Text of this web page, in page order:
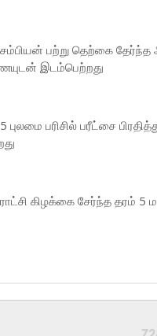
பற்று தெற்கை தேர்ந்த
இடம்பெற்றது
பரிசில் பரீட்சை
கிழக்கை சேர்ந்த தரம் 5